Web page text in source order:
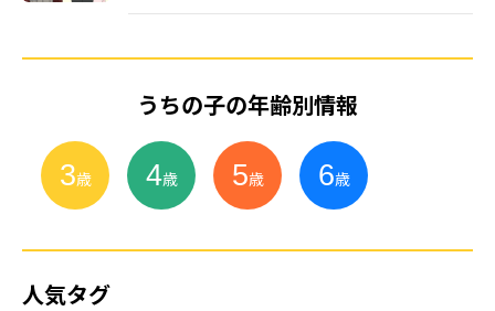
うちの子の年齢別情報
3歳 4歳 5歳 6歳
人気タグ